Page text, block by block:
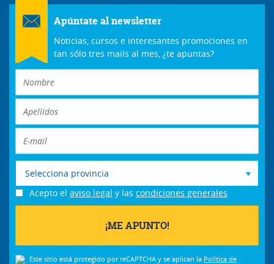
Apúntate al newsletter
Noticias, cursos e interesantes promociones en
tan sólo tres mails al mes, ¿te apuntas?
Selecciona provincia
Acepto el aviso legal y las condiciones generales
Este sitio está protegido por reCAPTCHA y se aplican la Política de